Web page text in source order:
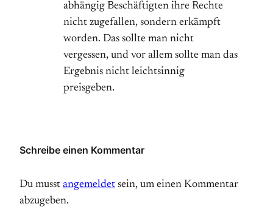
abhängig Beschäftigten ihre Rechte
nicht zugefallen, sondern erkämpft
worden. Das sollte man nicht
vergessen, und vor allem sollte man das
Ergebnis nicht leichtsinnig
preisgeben.
Schreibe einen Kommentar
Du musst angemeldet sein, um einen Kommentar
abzugeben.